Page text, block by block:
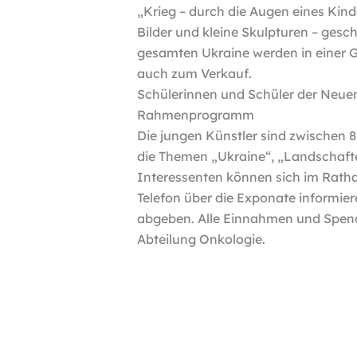
„Krieg – durch die Augen eines
Bilder und kleine Skulpturen –
gesamten Ukraine werden in einer
auch zum Verkauf.
Schülerinnen und Schüler der
Rahmenprogramm
Die jungen Künstler sind zwischen
die Themen „Ukraine“,
Interessenten können sich im
Telefon über die Exponate
abgeben. Alle Einnahmen und
Abteilung Onkologie.